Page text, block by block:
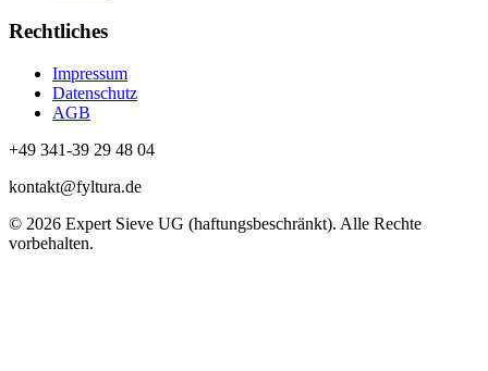
Rechtliches
Impressum
Datenschutz
AGB
+49 341-39 29 48 04
kontakt@fyltura.de
© 2026 Expert Sieve UG (haftungsbeschränkt). Alle Rechte
vorbehalten.